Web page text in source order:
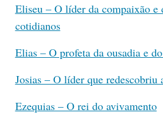
Eliseu – O líder da compaixão e
cotidianos
Elias – O profeta da ousadia e
Josias – O líder que redescobriu
Ezequias – O rei do avivamento